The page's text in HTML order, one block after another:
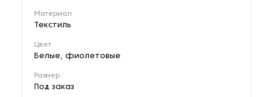
Материал
Текстиль
Цвет
Белые, фиолетовые
Размер
Под заказ